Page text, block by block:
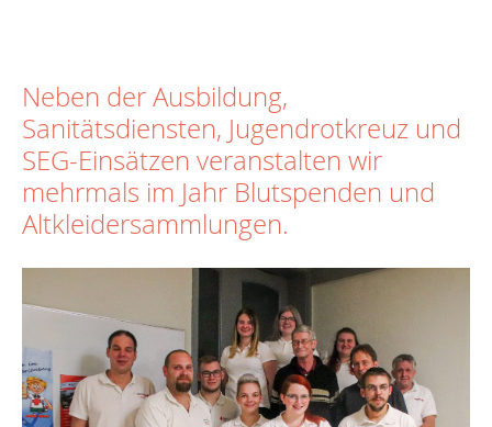
Neben der Ausbildung,
Sanitätsdiensten, Jugendrotkreuz und
SEG-Einsätzen veranstalten wir
mehrmals im Jahr Blutspenden und
Altkleidersammlungen.